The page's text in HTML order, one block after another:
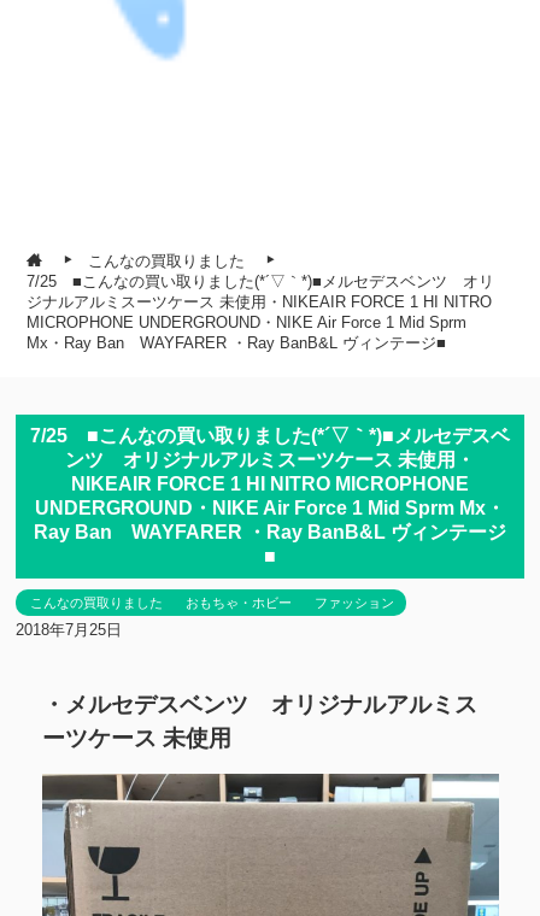
こんなの買取りました
7/25 ■こんなの買い取りました(*´▽｀*)■メルセデスベンツ オリ
ジナルアルミスーツケース 未使用・NIKEAIR FORCE 1 HI NITRO
MICROPHONE UNDERGROUND・NIKE Air Force 1 Mid Sprm
Mx・Ray Ban WAYFARER ・Ray BanB&L ヴィンテージ■
7/25 ■こんなの買い取りました(*´▽｀*)■メルセデスベ
ンツ オリジナルアルミスーツケース 未使用・
NIKEAIR FORCE 1 HI NITRO MICROPHONE
UNDERGROUND・NIKE Air Force 1 Mid Sprm Mx・
Ray Ban WAYFARER ・Ray BanB&L ヴィンテージ
■
こんなの買取りました おもちゃ・ホビー ファッション
2018年7月25日
・メルセデスベンツ オリジナルアルミス
ーツケース 未使用